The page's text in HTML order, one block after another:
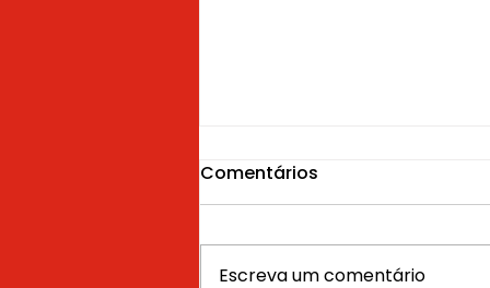
Comentários
Escreva um comentário